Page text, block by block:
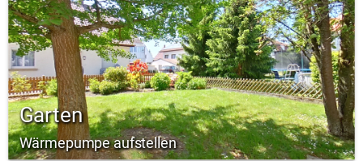
Garten
Wärmepumpe aufstellen